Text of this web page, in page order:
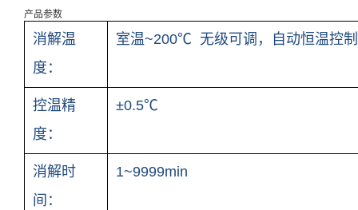
产品参数
消解温
度：
室温~200℃ 无级可调，自动恒温控制
控温精
度：
±0.5℃
消解时
间：
1~9999min